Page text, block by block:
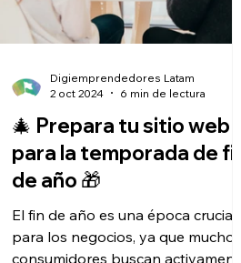
🎄 Prepara tu sitio web
para la temporada de fin
de año 🎁
El fin de año es una época crucial
para los negocios, ya que muchos
consumidores buscan activamente
Digiemprendedores Latam
2 oct 2024
6 min de lectura